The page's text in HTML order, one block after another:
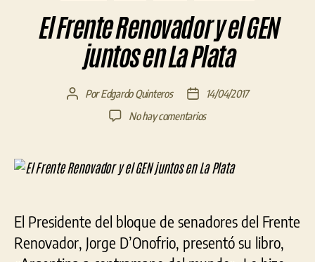
El Frente Renovador y el GEN
juntos en La Plata
AutorPorEdgardo Quinteros
Fecha
de
14/04/2017
No hay comentariosen
Renovador
y
juntos
en
El Presidente del bloque de senadores del Frente
Renovador, Jorge D’Onofrio, presentó su libro,